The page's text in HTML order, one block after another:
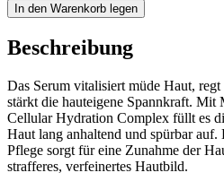
In den Warenkorb legen
Beschreibung
Das Serum vitalisiert müde Haut,
stärkt die hauteigene Spannkraft. Mit
Cellular Hydration Complex füllt es
Haut lang anhaltend und spürbar
Pflege sorgt für eine Zunahme der
strafferes, verfeinertes Hautbild.